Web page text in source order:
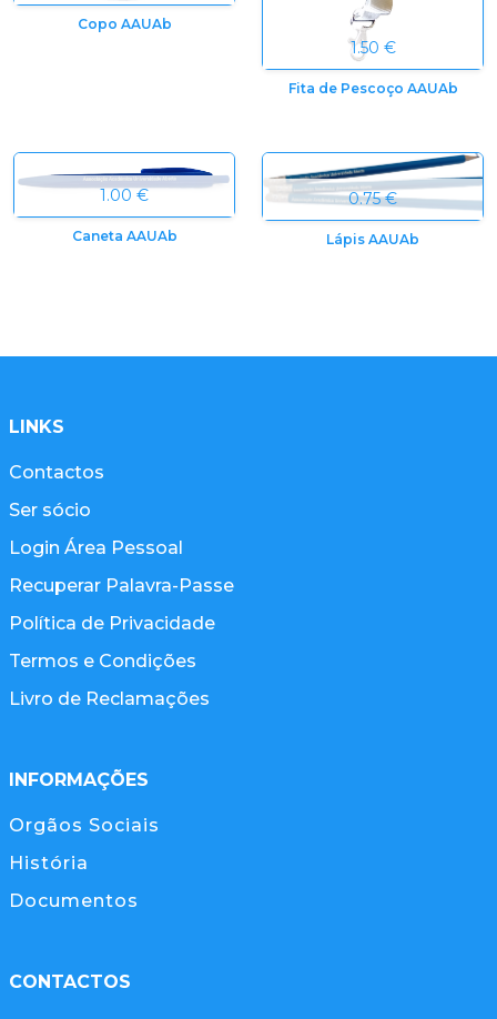
Copo AAUAb
1.50 €
Fita de Pescoço AAUAb
1.00 €
Caneta AAUAb
0.75 €
Lápis AAUAb
LINKS
Contactos
Ser sócio
Login Área Pessoal
Recuperar Palavra-Passe
Política de Privacidade
Termos e Condições
Livro de Reclamações
INFORMAÇÕES
Orgãos Sociais
História
Documentos
CONTACTOS